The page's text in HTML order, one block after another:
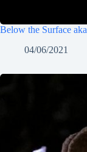
Below the Surface
04/06/2021